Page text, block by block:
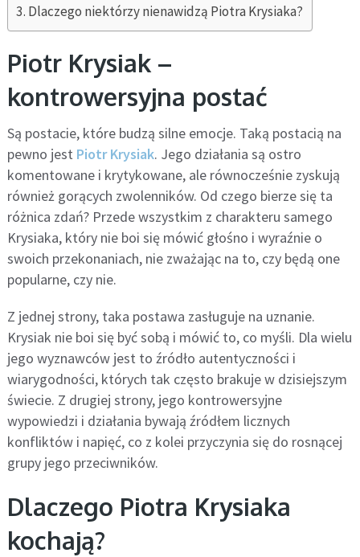
Dlaczego niektórzy nienawidzą Piotra Krysiaka?
Piotr Krysiak –
kontrowersyjna postać
Są postacie, które budzą silne emocje. Taką postacią na
pewno jest Piotr Krysiak. Jego działania są ostro
komentowane i krytykowane, ale równocześnie zyskują
również gorących zwolenników. Od czego bierze się ta
różnica zdań? Przede wszystkim z charakteru samego
Krysiaka, który nie boi się mówić głośno i wyraźnie o
swoich przekonaniach, nie zważając na to, czy będą one
popularne, czy nie.
Z jednej strony, taka postawa zasługuje na uznanie.
Krysiak nie boi się być sobą i mówić to, co myśli. Dla wielu
jego wyznawców jest to źródło autentyczności i
wiarygodności, których tak często brakuje w dzisiejszym
świecie. Z drugiej strony, jego kontrowersyjne
wypowiedzi i działania bywają źródłem licznych
konfliktów i napięć, co z kolei przyczynia się do rosnącej
grupy jego przeciwników.
Dlaczego Piotra Krysiaka
kochają?